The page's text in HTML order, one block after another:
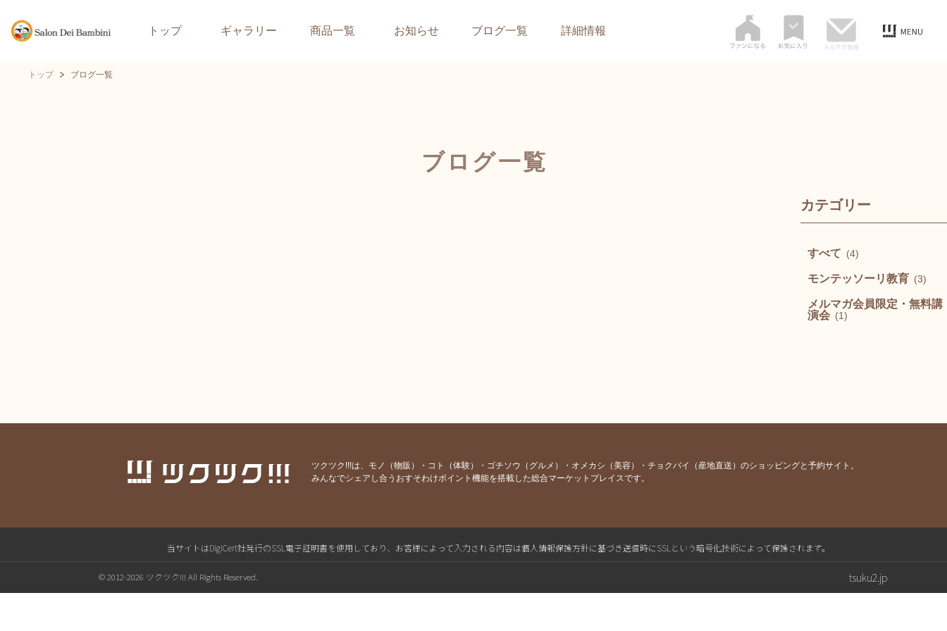
トップ ギャラリー 商品一覧 お知らせ ブログ一覧 詳細情報
トップ ブログ一覧
ブログ一覧
カテゴリー
すべて (4)
モンテッソーリ教育 (3)
メルマガ会員限定・無料講
演会 (1)
ツクツク!!!は、モノ（物販）・コト（体験）・ゴチソウ（グルメ）・オメカシ（美容）・チョクバイ（産地直送）のショッピングと予約サイト。
みんなでシェアし合うおすそわけポイント機能を搭載した総合マーケットプレイスです。
当サイトはDigiCert社発行のSSL電子証明書を使用しており、お客様によって入力される内容は個人情報保護方針に基づき送信時にSSLという暗号化技術によって保護されます。
© 2012-2026 ツクツク!!! All Rights Reserved. tsuku2.jp